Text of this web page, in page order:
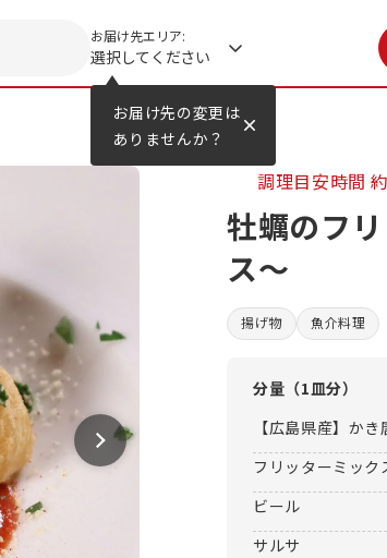
お届け先の変更は
ありませんか？
お届け先エリア:
選択してください
調理目安時間
牡蠣のフ
ス～
揚げ物 魚介料理
分量（1皿分）
【広島県産】か
フリッターミック
ビール
サルサ